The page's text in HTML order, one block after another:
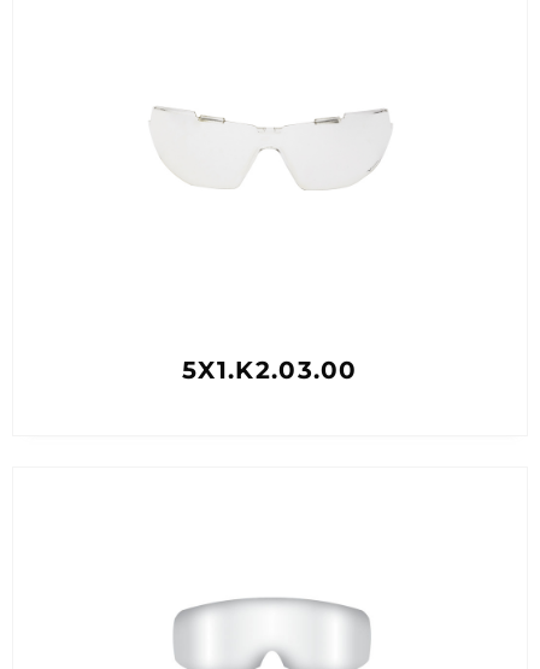
5X1.K2.03.00